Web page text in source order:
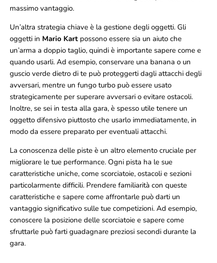
massimo vantaggio.
Un’altra strategia chiave è la gestione degli oggetti. Gli
oggetti in Mario Kart possono essere sia un aiuto che
un’arma a doppio taglio, quindi è importante sapere come e
quando usarli. Ad esempio, conservare una banana o un
guscio verde dietro di te può proteggerti dagli attacchi degli
avversari, mentre un fungo turbo può essere usato
strategicamente per superare avversari o evitare ostacoli.
Inoltre, se sei in testa alla gara, è spesso utile tenere un
oggetto difensivo piuttosto che usarlo immediatamente, in
modo da essere preparato per eventuali attacchi.
La conoscenza delle piste è un altro elemento cruciale per
migliorare le tue performance. Ogni pista ha le sue
caratteristiche uniche, come scorciatoie, ostacoli e sezioni
particolarmente difficili. Prendere familiarità con queste
caratteristiche e sapere come affrontarle può darti un
vantaggio significativo sulle tue competizioni. Ad esempio,
conoscere la posizione delle scorciatoie e sapere come
sfruttarle può farti guadagnare preziosi secondi durante la
gara.